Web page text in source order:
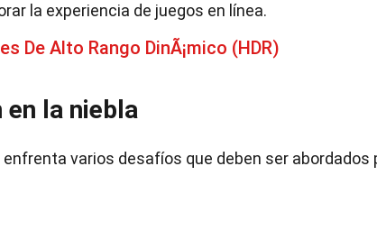
la experiencia de juegos en línea.
De Alto Rango DinÃ¡mico (HDR)
la niebla
varios desafíos que deben ser abordados